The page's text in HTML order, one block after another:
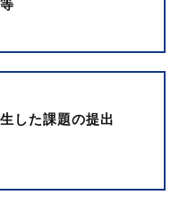
した課題の提出